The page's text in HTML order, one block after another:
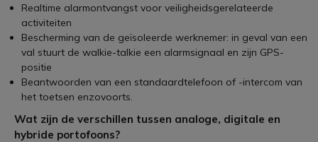
Realtime alarmontvangst voor veiligheidsgerelateerde
activiteiten
Bescherming van de geïsoleerde werknemer: in geval van een
val stuurt de walkie-talkie een alarmsignaal en zijn GPS-
positie
Beantwoorden van een standaardtelefoon of -intercom van
het toetsen enzovoorts.
Wat zijn de verschillen tussen analoge, digitale en
hybride portofoons?